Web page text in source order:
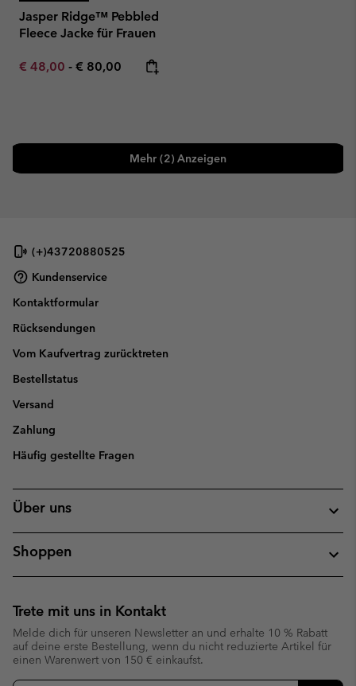
Jasper Ridge™ Pebbled
Fleece Jacke für Frauen
Minimum sale price:
€ 48,00 - Maximum price:
€ 80,00
Mehr (2) Anzeigen
(+)43720880525
Kundenservice
Kontaktformular
Rücksendungen
Vom Kaufvertrag zurücktreten
Bestellstatus
Versand
Zahlung
Häufig gestellte Fragen
Über uns
Shoppen
Trete mit uns in Kontakt
Melde dich für unseren Newsletter an und erhalte 10 % Rabatt
auf deine erste Bestellung, wenn du nicht reduzierte Artikel für
einen Warenwert von 150 € einkaufst.